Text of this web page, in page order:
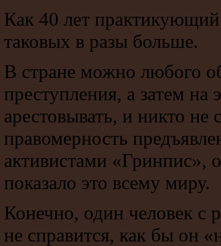
Как 40 лет
таковых в разы больше.
В стране можно любого
преступления, а затем
арестовывать, и никто не
правомерность
активистами «Гринпис»,
показало это всему миру.
Конечно, один человек с
не справится, как бы он